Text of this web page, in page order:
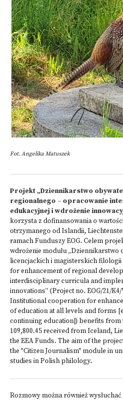
Fot. Angelika Matuszek
Projekt „Dziennikarstwo
regionalnego – opracowanie
edukacyjnej i wdrożenie
korzysta z dofinansowania o
otrzymanego od Islandii,
ramach Funduszy EOG. Celem
wdrożenie modułu „Dziennikarstwo
licencjackich i magisterskich
for enhancement of regional
interdisciplinary curricula and
innovations” (Project no. EOG/21/
Institutional cooperation for
of education at all levels and forms
continuing education]) benefits from
109,800.45 received from Iceland,
the EEA Funds. The aim of the
the "Citizen Journalism" module in
studies in Polish philology.
Rozmowy można również